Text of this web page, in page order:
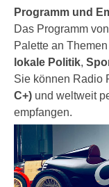
Programm und
Das Programm
Palette an
lokale Politik,
Sie können Radio
C+) und weltweit
empfangen.